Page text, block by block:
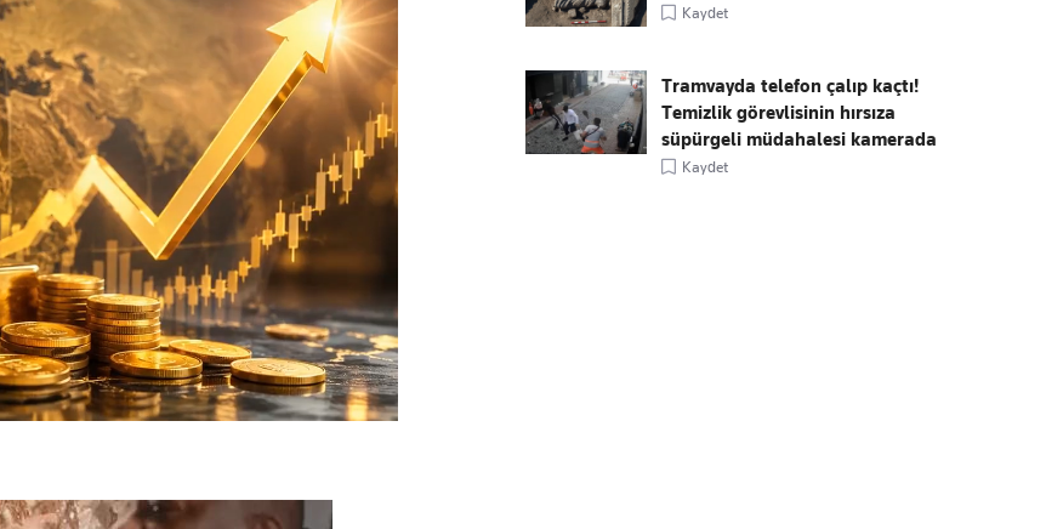
Kaydet
Tramvayda telefon çalıp kaçtı!
Temizlik görevlisinin hırsıza
süpürgeli müdahalesi kamerada
Kaydet